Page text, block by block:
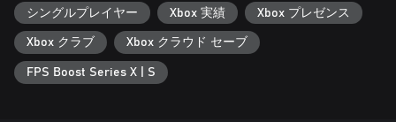
シングルプレイヤー Xbox 実績 Xbox プレゼンス
Xbox クラブ Xbox クラウド セーブ
FPS Boost Series X | S